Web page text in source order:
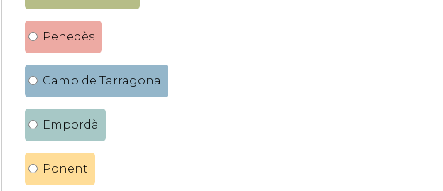
Penedès
Camp de Tarragona
Empordà
Ponent